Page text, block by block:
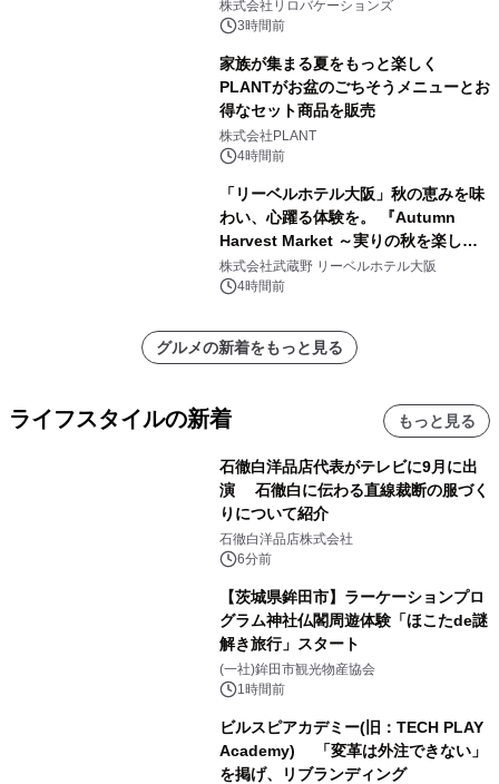
株式会社リロバケーションズ
3時間前
家族が集まる夏をもっと楽しく
PLANTがお盆のごちそうメニューとお
得なセット商品を販売
株式会社PLANT
4時間前
「リーベルホテル大阪」秋の恵みを味
わい、心躍る体験を。 『Autumn
Harvest Market ～実りの秋を楽しむ
ディナー&スイーツビュッフェ～』を9
月18日より開催！
株式会社武蔵野 リーベルホテル大阪
4時間前
グルメの新着をもっと見る
ライフスタイルの新着 もっと見る
石徹白洋品店代表がテレビに9月に出
演 石徹白に伝わる直線裁断の服づく
りについて紹介
石徹白洋品店株式会社
6分前
【茨城県鉾田市】ラーケーションプロ
グラム神社仏閣周遊体験「ほこたde謎
解き旅行」スタート
(一社)鉾田市観光物産協会
1時間前
ビルスピアカデミー(旧：TECH PLAY
Academy) 「変革は外注できない」
を掲げ、リブランディング